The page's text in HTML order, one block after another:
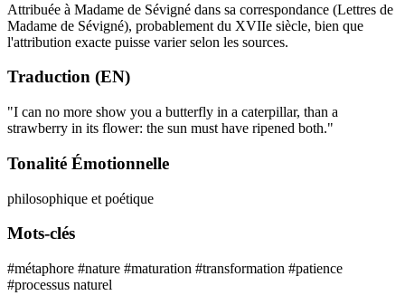
Attribuée à Madame de Sévigné dans sa correspondance (Lettres de
Madame de Sévigné), probablement du XVIIe siècle, bien que
l'attribution exacte puisse varier selon les sources.
Traduction (EN)
"I can no more show you a butterfly in a caterpillar, than a
strawberry in its flower: the sun must have ripened both."
Tonalité Émotionnelle
philosophique et poétique
Mots-clés
#métaphore #nature #maturation #transformation #patience
#processus naturel